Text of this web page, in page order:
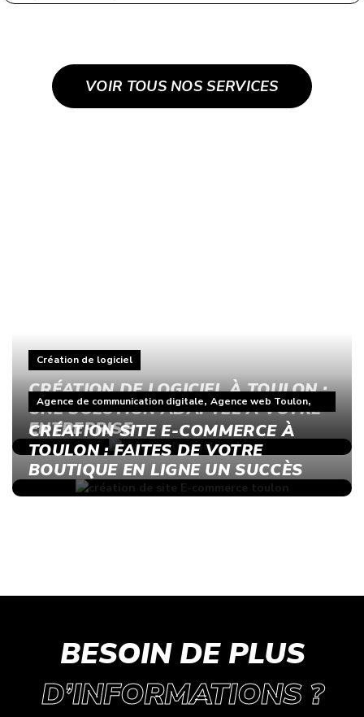
VOIR TOUS NOS SERVICES
Création de logiciel
CRÉATION DE LOGICIEL À TOULON :
UNE SOLUTION ADAPTÉE À VOTRE
ENTREPRISE
Agence de communication digitale, Agence web Toulon,
E-commerce
CRÉATION SITE E-COMMERCE À
TOULON : FAITES DE VOTRE
BOUTIQUE EN LIGNE UN SUCCÈS
BESOIN DE PLUS
D’INFORMATIONS ?